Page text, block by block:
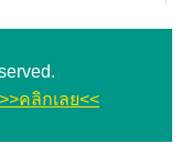
>>คลิกเลย<<